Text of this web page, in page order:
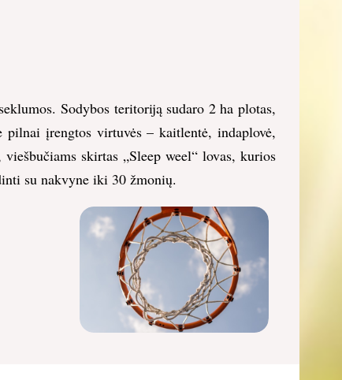
Sodybos teritoriją sudaro 2 ha plotas,
įrengtos virtuvės – kaitlentė, indaplovė,
skirtas „Sleep weel“ lovas, kurios
su nakvyne iki 30 žmonių.